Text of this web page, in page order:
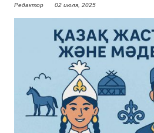
Редактор 02 июля, 2025